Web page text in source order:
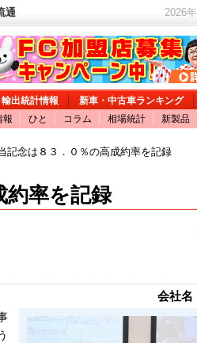
通 2026
輸出統計情報 新車・中古車ランキング
報 ひと コラム 相場統計 新製品
記念は８３．０％の高成約率を記録
約率を記録
会社名